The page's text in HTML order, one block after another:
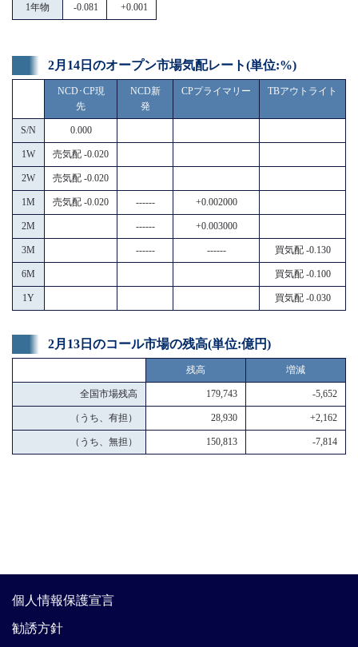
1年物 -0.081 +0.001
2月14日のオープン市場気配レート(単位:%)
NCD･CP現
先
NCD新
発
CPプライマリー TBアウトライト
S/N 0.000
1W 売気配 -0.020
2W 売気配 -0.020
1M 売気配 -0.020 ------ +0.002000
2M ------ +0.003000
3M ------ ------ 買気配 -0.130
6M 買気配 -0.100
1Y 買気配 -0.030
2月13日のコール市場の残高(単位:億円)
残高 増減
全国市場残高 179,743 -5,652
（うち、有担） 28,930 +2,162
（うち、無担） 150,813 -7,814
個人情報保護宣言
勧誘方針